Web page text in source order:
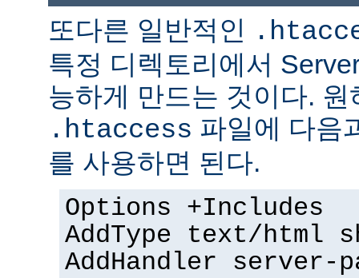
또다른 일반적인
특정 디렉토리에서
능하게 만드는 것이다.
.htaccess 파일에 다음
를 사용하면 된다.
Options +Includes
AddType text/html
AddHandler server-